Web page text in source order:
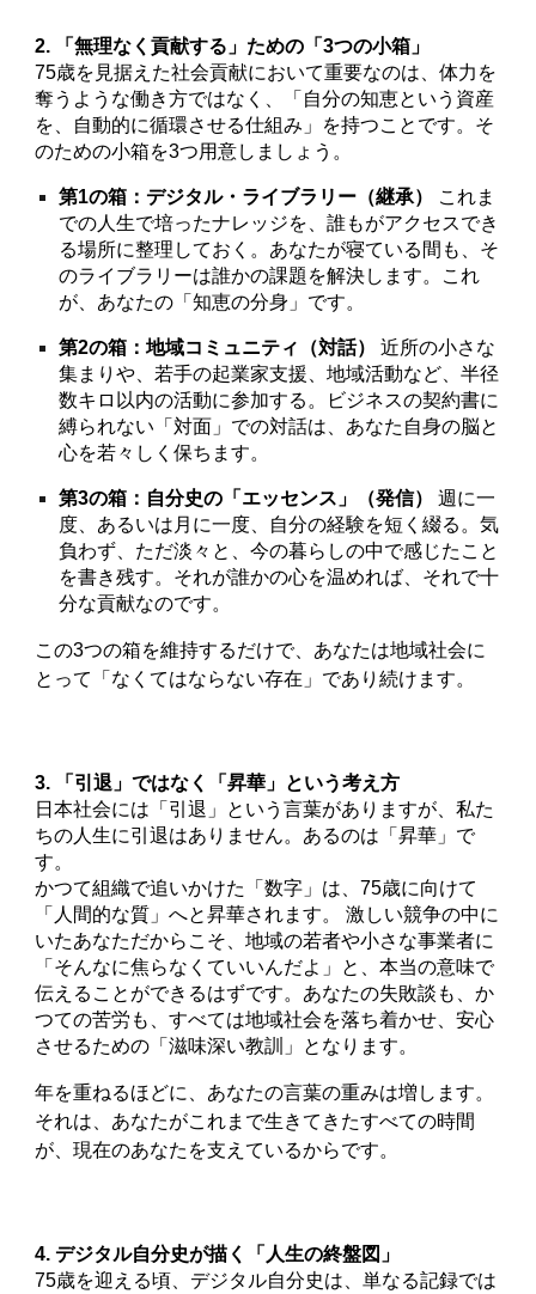
2. 「無理なく貢献する」ための「3つの小箱」
75歳を見据えた社会貢献において重要なのは、体力を
奪うような働き方ではなく、「自分の知恵という資産
を、自動的に循環させる仕組み」を持つことです。そ
のための小箱を3つ用意しましょう。
第1の箱：デジタル・ライブラリー（継承）
これま
での人生で培ったナレッジを、誰もがアクセスでき
る場所に整理しておく。あなたが寝ている間も、そ
のライブラリーは誰かの課題を解決します。これ
が、あなたの「知恵の分身」です。
第2の箱：地域コミュニティ（対話）
近所の小さな
集まりや、若手の起業家支援、地域活動など、半径
数キロ以内の活動に参加する。ビジネスの契約書に
縛られない「対面」での対話は、あなた自身の脳と
心を若々しく保ちます。
第3の箱：自分史の「エッセンス」（発信）
週に一
度、あるいは月に一度、自分の経験を短く綴る。気
負わず、ただ淡々と、今の暮らしの中で感じたこと
を書き残す。それが誰かの心を温めれば、それで十
分な貢献なのです。
この3つの箱を維持するだけで、あなたは地域社会に
とって「なくてはならない存在」であり続けます。
3. 「引退」ではなく「昇華」という考え方
日本社会には「引退」という言葉がありますが、私た
ちの人生に引退はありません。あるのは「昇華」で
す。
かつて組織で追いかけた「数字」は、75歳に向けて
「人間的な質」へと昇華されます。 激しい競争の中に
いたあなただからこそ、地域の若者や小さな事業者に
「そんなに焦らなくていいんだよ」と、本当の意味で
伝えることができるはずです。あなたの失敗談も、か
つての苦労も、すべては地域社会を落ち着かせ、安心
させるための「滋味深い教訓」となります。
年を重ねるほどに、あなたの言葉の重みは増します。
それは、あなたがこれまで生きてきたすべての時間
が、現在のあなたを支えているからです。
4. デジタル自分史が描く「人生の終盤図」
75歳を迎える頃、デジタル自分史は、単なる記録では